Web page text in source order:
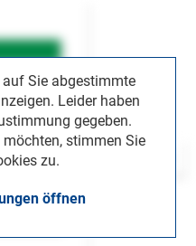
Sie abgestimmte
Leider haben
gegeben.
stimmen Sie
zu.
öffnen